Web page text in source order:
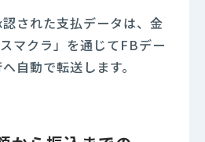
された支払データは、金
マクラ」を通じてFBデー
自動で転送します。